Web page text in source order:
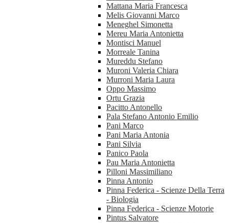
Mattana Maria Francesca
Melis Giovanni Marco
Meneghel Simonetta
Mereu Maria Antonietta
Montisci Manuel
Morreale Tanina
Mureddu Stefano
Muroni Valeria Chiara
Murroni Maria Laura
Oppo Massimo
Ortu Grazia
Pacitto Antonello
Pala Stefano Antonio Emilio
Pani Marco
Pani Maria Antonia
Pani Silvia
Panico Paola
Pau Maria Antonietta
Pilloni Massimiliano
Pinna Antonio
Pinna Federica - Scienze Della Terra
- Biologia
Pinna Federica - Scienze Motorie
Pintus Salvatore